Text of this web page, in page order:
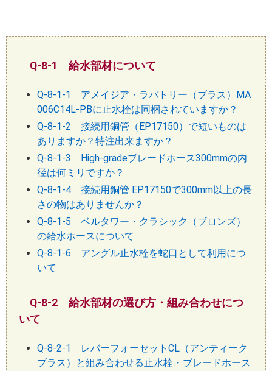
Q-8-1 給水部材について
Q-8-1-1 アメイジア・ラバトリー（ブラス）MA
006C14L-PBに止水栓は同梱されていますか？
Q-8-1-2 接続用銅管（EP17150）で短いものは
ありますか？特注出来ますか？
Q-8-1-3 High-gradeブレードホース300mmの内
径は何ミリですか？
Q-8-1-4 接続用銅管 EP17150で300mm以上の長
さの物はありませんか？
Q-8-1-5 ベルタワー・クラシック（ブロンズ）
の給水ホースについて
Q-8-1-6 アングル止水栓を蛇口として利用につ
いて
Q-8-2 給水部材の選び方・組み合わせにつ
いて
Q-8-2-1 レバーフォーセットCL（アンティーク
ブラス）と組み合わせる止水栓・ブレードホース